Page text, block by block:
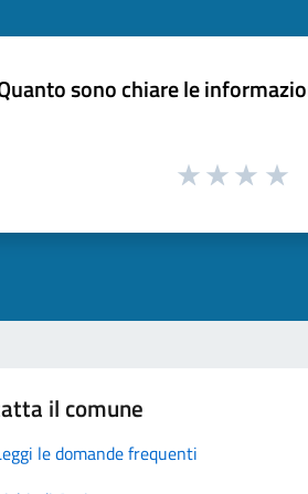
sono chiare le
il comune
le domande frequenti